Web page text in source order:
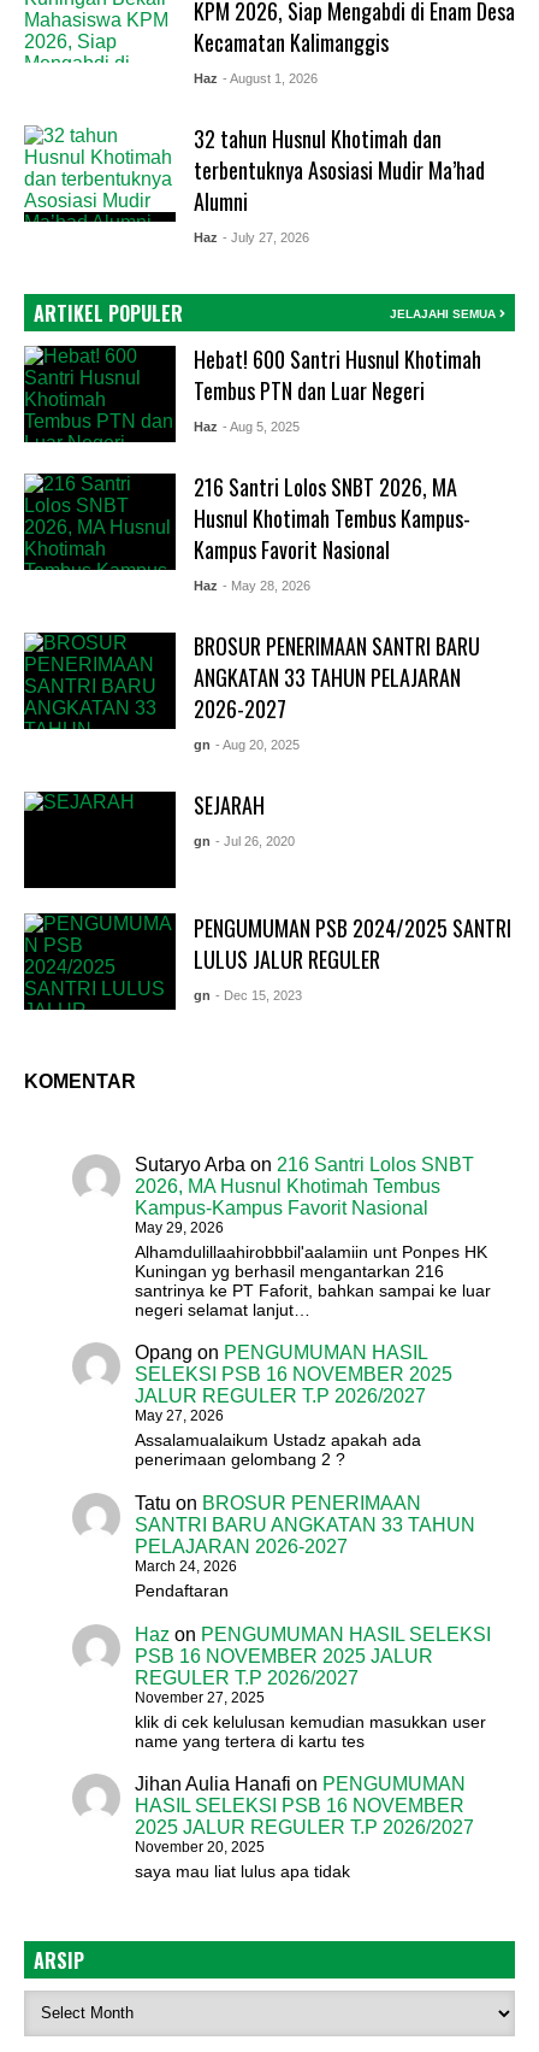
KPM 2026, Siap Mengabdi di Enam Desa
Kecamatan Kalimanggis
Haz - August 1, 2026
32 tahun Husnul Khotimah dan
terbentuknya Asosiasi Mudir Ma’had
Alumni
Haz - July 27, 2026
ARTIKEL POPULER JELAJAHI SEMUA
Hebat! 600 Santri Husnul Khotimah
Tembus PTN dan Luar Negeri
Haz - Aug 5, 2025
216 Santri Lolos SNBT 2026, MA
Husnul Khotimah Tembus Kampus-
Kampus Favorit Nasional
Haz - May 28, 2026
BROSUR PENERIMAAN SANTRI BARU
ANGKATAN 33 TAHUN PELAJARAN
2026-2027
gn - Aug 20, 2025
SEJARAH
gn - Jul 26, 2020
PENGUMUMAN PSB 2024/2025 SANTRI
LULUS JALUR REGULER
gn - Dec 15, 2023
KOMENTAR
Sutaryo Arba on 216 Santri Lolos SNBT
2026, MA Husnul Khotimah Tembus
Kampus-Kampus Favorit Nasional
May 29, 2026
Alhamdulillaahirobbbil'aalamiin unt Ponpes HK
Kuningan yg berhasil mengantarkan 216
santrinya ke PT Faforit, bahkan sampai ke luar
negeri selamat lanjut…
Opang on PENGUMUMAN HASIL
SELEKSI PSB 16 NOVEMBER 2025
JALUR REGULER T.P 2026/2027
May 27, 2026
Assalamualaikum Ustadz apakah ada
penerimaan gelombang 2 ?
Tatu on BROSUR PENERIMAAN
SANTRI BARU ANGKATAN 33 TAHUN
PELAJARAN 2026-2027
March 24, 2026
Pendaftaran
Haz on PENGUMUMAN HASIL SELEKSI
PSB 16 NOVEMBER 2025 JALUR
REGULER T.P 2026/2027
November 27, 2025
klik di cek kelulusan kemudian masukkan user
name yang tertera di kartu tes
Jihan Aulia Hanafi on PENGUMUMAN
HASIL SELEKSI PSB 16 NOVEMBER
2025 JALUR REGULER T.P 2026/2027
November 20, 2025
saya mau liat lulus apa tidak
ARSIP